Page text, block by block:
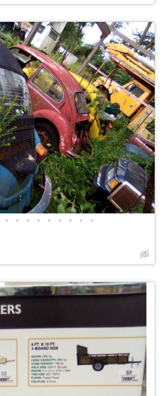
• • • • • • • • •